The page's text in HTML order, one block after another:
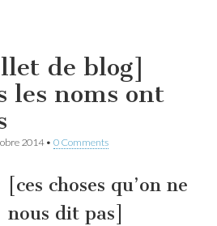
de blog]
les noms ont
2014• 0 Comments
[ces choses qu’on ne
nous dit pas]